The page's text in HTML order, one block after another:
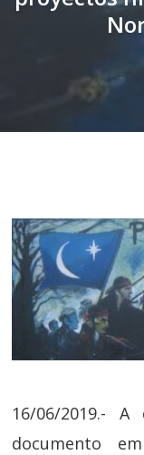
16/06/2019.-
documento